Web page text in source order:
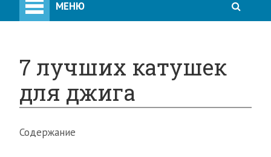
МЕНЮ
7 лучших катушек
для джига
Содержание